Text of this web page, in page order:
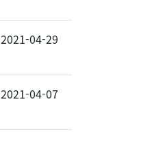
2021-04-29
2021-04-07